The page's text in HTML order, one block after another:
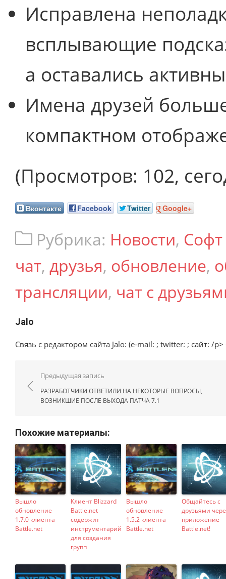
Исправлена
всплывающие
а оставались
Имена друзей
компактном
(Просмотров: 102,
Вконтакте Facebook Twitter Google+
Рубрика: Новости, Софт
чат, друзья, обновление,
трансляции, чат с
Jalo
Связь с редактором сайта Jalo: (e-mail: ; twitter: ; сайт: /p>
Навигация по записям
Предыдущая запись
РАЗРАБОТЧИКИ ОТВЕТИЛИ НА НЕКОТОРЫЕ ВОПРОСЫ,
ВОЗНИКШИЕ ПОСЛЕ ВЫХОДА ПАТЧА 7.1
Похожие материалы:
Вышло
обновление
1.7.0 клиента
Battle.net
Клиент Blizzard
Battle.net
содержит
инструментарий
для создания
групп
Вышло
обновление
1.5.2 клиента
Battle.net
Общайтесь с
друзьями
приложение
Battle.net!